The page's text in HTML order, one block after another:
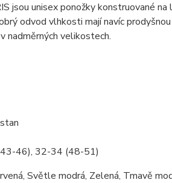
jsou unisex ponožky konstruované
odvod vlhkosti mají navíc
nadměrných velikostech.
46), 32-34 (48-51)
Světle modrá, Zelená, Tmavě